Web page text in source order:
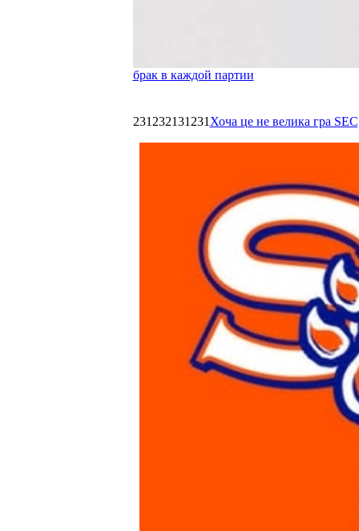
брак в каждой партии
231232131231 Хоча це не велика гра